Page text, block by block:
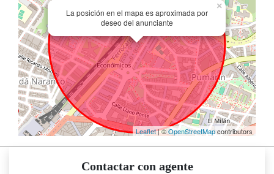
La posición en el mapa es aproximada por
deseo del anunciante
×
Leaflet| ©OpenStreetMapcontributors
Contactar con agente